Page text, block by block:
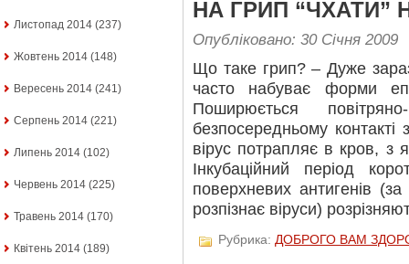
Листопад 2014 (237)
Жовтень 2014 (148)
Вересень 2014 (241)
Серпень 2014 (221)
Липень 2014 (102)
Червень 2014 (225)
Травень 2014 (170)
Квітень 2014 (189)
НА ГРИП “ЧХАТИ”
Опубліковано: 30 Січня 2009
Що таке грип? – Дуже
часто набуває форми
Поширюється
безпосередньому
вірус потрапляє в кров, з
Інкубаційний період
поверхневих антигенів
розпізнає віруси)
Рубрика: ДОБРОГО ВАМ